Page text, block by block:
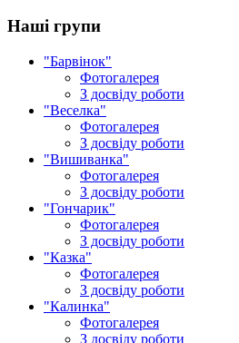
Наші групи
"Барвінок"
Фотогалерея
З досвіду роботи
"Веселка"
Фотогалерея
З досвіду роботи
"Вишиванка"
Фотогалерея
З досвіду роботи
"Гончарик"
Фотогалерея
З досвіду роботи
"Казка"
Фотогалерея
З досвіду роботи
"Калинка"
Фотогалерея
З досвіду роботи